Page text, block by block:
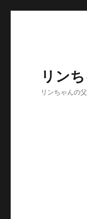
リン
リンちゃんの父